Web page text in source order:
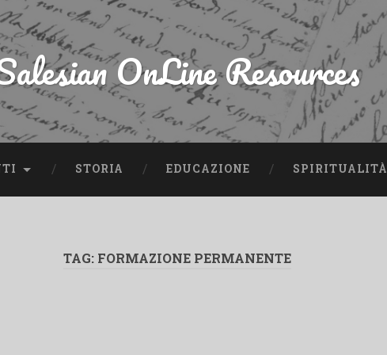
OnLine Resources
STORIA EDUCAZIONE SPIRITUALITÀ
TAG: FORMAZIONE PERMANENTE